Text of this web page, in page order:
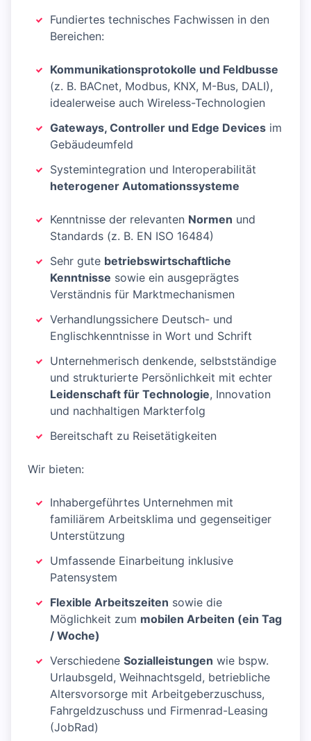
Fundiertes technisches Fachwissen in den
Bereichen:
Kommunikationsprotokolle und Feldbusse
(z. B. BACnet, Modbus, KNX, M-Bus, DALI),
idealerweise auch Wireless-Technologien
Gateways, Controller und Edge Devices im
Gebäudeumfeld
Systemintegration und Interoperabilität
heterogener Automationssysteme
Kenntnisse der relevanten Normen und
Standards (z. B. EN ISO 16484)
Sehr gute betriebswirtschaftliche
Kenntnisse sowie ein ausgeprägtes
Verständnis für Marktmechanismen
Verhandlungssichere Deutsch- und
Englischkenntnisse in Wort und Schrift
Unternehmerisch denkende, selbstständige
und strukturierte Persönlichkeit mit echter
Leidenschaft für Technologie, Innovation
und nachhaltigen Markterfolg
Bereitschaft zu Reisetätigkeiten
Wir bieten:
Inhabergeführtes Unternehmen mit
familiärem Arbeitsklima und gegenseitiger
Unterstützung
Umfassende Einarbeitung inklusive
Patensystem
Flexible Arbeitszeiten sowie die
Möglichkeit zum mobilen Arbeiten (ein Tag
/ Woche)
Verschiedene Sozialleistungen wie bspw.
Urlaubsgeld, Weihnachtsgeld, betriebliche
Altersvorsorge mit Arbeitgeberzuschuss,
Fahrgeldzuschuss und Firmenrad-Leasing
(JobRad)